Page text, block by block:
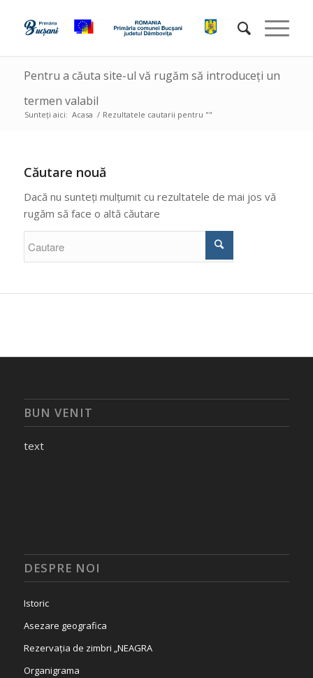
Pentru a căuta site-ul vă rugăm să introduceți un
termen valabil
Sunteți aici: Acasa / Rezultatele cautarii pentru ""
Căutare nouă
Dacă nu sunteți mulțumit cu rezultatele de mai jos vă
rugăm să face o altă căutare
BUN VENIT
text
DESPRE NOI
Istoric
Asezare geografica
Rezervația de zimbri „NEAGRA
Organigrama